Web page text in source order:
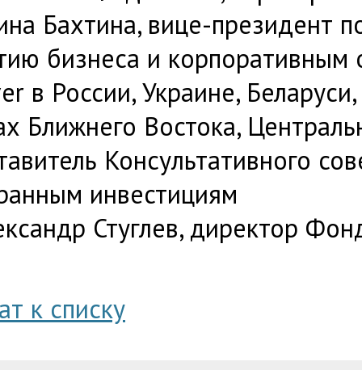
Бахтина, вице-президент
бизнеса и
в России, Украине,
Ближнего Востока,
Консультативного
инвестициям
Стуглев, директор
к списку